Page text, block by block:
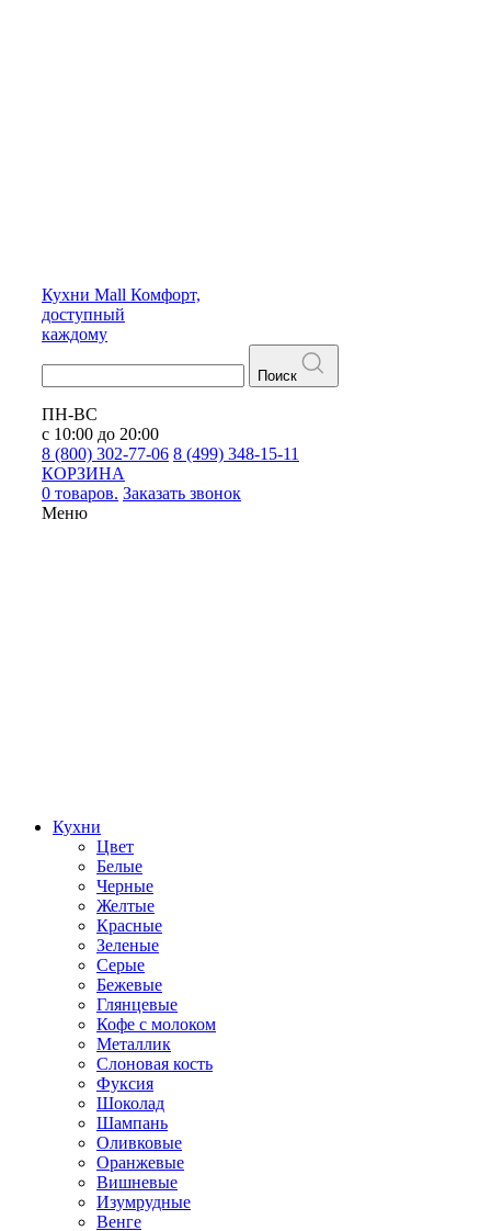
Кухни Mall Комфорт,
доступный
каждому
Поиск
ПН-ВС
с 10:00 до 20:00
8 (800) 302-77-06 8 (499) 348-15-11
КОРЗИНА
0 товаров. Заказать звонок
Меню
Кухни
Цвет
Белые
Черные
Желтые
Красные
Зеленые
Серые
Бежевые
Глянцевые
Кофе с молоком
Металлик
Слоновая кость
Фуксия
Шоколад
Шампань
Оливковые
Оранжевые
Вишневые
Изумрудные
Венге